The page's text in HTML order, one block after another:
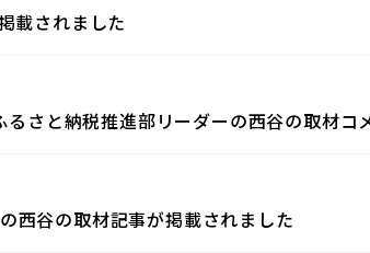
載されました
さと納税推進部リーダーの西谷の取材コ
西谷の取材記事が掲載されました